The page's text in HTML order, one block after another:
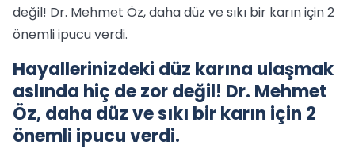
değil! Dr. Mehmet Öz, daha düz ve sıkı bir karın için 2
önemli ipucu verdi.
Hayallerinizdeki düz karına ulaşmak
aslında hiç de zor değil! Dr. Mehmet
Öz, daha düz ve sıkı bir karın için 2
önemli ipucu verdi.